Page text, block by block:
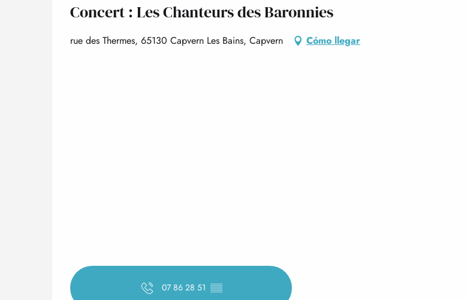
Concert : Les Chanteurs des Baronnies
rue des Thermes, 65130 Capvern Les Bains, Capvern Cómo llegar
07 86 28 51 ▒▒